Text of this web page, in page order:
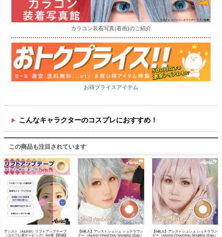
カラコン装着写真(着画)のご紹介
お得プライスアイテム
こんなキャラクターのコスプレにおすすめ！
この商品も注目されています
アシスト（Assist）リフトアップテープ
（コスプレ用テーピング）5m巻【即納】
【6枚入】アシストシュシュ シュテラワン
デー（Assist ChouChou Shutella 1Day）
【6枚入】アシストシュシュ シュテラワン
デー（Assist ChouChou Shutella 1Day）